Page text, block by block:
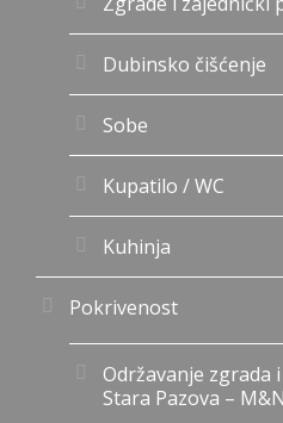
Dubinsko čišćenje
Sobe
Kupatilo / WC
Kuhinja
Pokrivenost
Održavanje
Stara Pazova –